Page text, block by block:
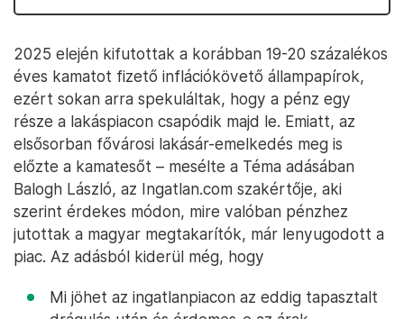
2025 elején kifutottak a korábban 19-20 százalékos
éves kamatot fizető inflációkövető állampapírok,
ezért sokan arra spekuláltak, hogy a pénz egy
része a lakáspiacon csapódik majd le. Emiatt, az
elsősorban fővárosi lakásár-emelkedés meg is
előzte a kamatesőt – mesélte a Téma adásában
Balogh László, az Ingatlan.com szakértője, aki
szerint érdekes módon, mire valóban pénzhez
jutottak a magyar megtakarítók, már lenyugodott a
piac. Az adásból kiderül még, hogy
Mi jöhet az ingatlanpiacon az eddig tapasztalt